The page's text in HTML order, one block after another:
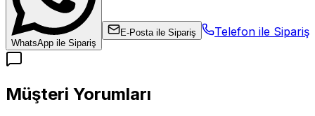
WhatsApp ile Sipariş
E-Posta ile Sipariş Telefon ile Sipariş
Müşteri Yorumları